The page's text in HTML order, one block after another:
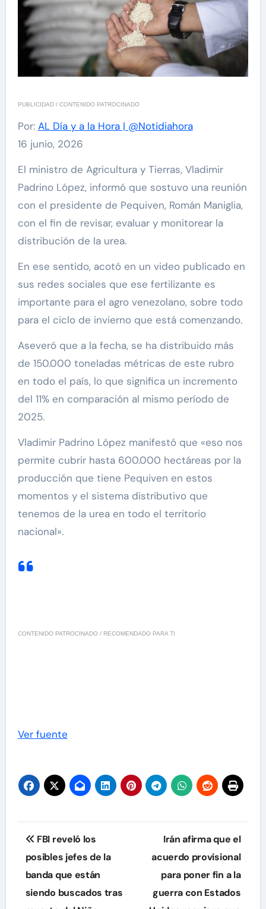
PUBLICIDAD / CONTENIDO PATROCINADO
Por: AL Día y a la Hora | @Notidiahora
16 junio, 2026
El ministro de Agricultura y Tierras, Vladimir
Padrino López, informó que sostuvo una reunión
con el presidente de Pequiven, Román Maniglia,
con el fin de revisar, evaluar y monitorear la
distribución de la urea.
En ese sentido, acotó en un video publicado en
sus redes sociales que ese fertilizante es
importante para el agro venezolano, sobre todo
para el ciclo de invierno que está comenzando.
Aseveró que a la fecha, se ha distribuido más
de 150.000 toneladas métricas de este rubro
en todo el país, lo que significa un incremento
del 11% en comparación al mismo período de
2025.
Vladimir Padrino López manifestó que «eso nos
permite cubrir hasta 600.000 hectáreas por la
producción que tiene Pequiven en estos
momentos y el sistema distributivo que
tenemos de la urea en todo el territorio
nacional».
CONTENIDO PATROCINADO / RECOMENDADO PARA TI
Ver fuente
Navegación
de
entradas
FBI reveló los
posibles jefes de la
banda que están
siendo buscados tras
Irán afirma que el
acuerdo provisional
para poner fin a la
guerra con Estados